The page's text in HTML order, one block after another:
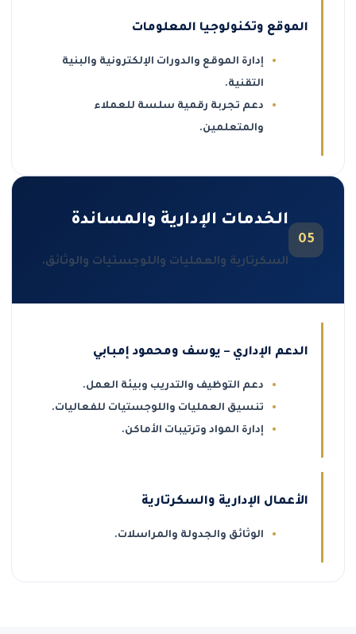
الموقع وتكنولوجيا المعلومات
إدارة الموقع والدورات الإلكترونية والبنية
التقنية.
دعم تجربة رقمية سلسة للعملاء
والمتعلمين.
05
الخدمات الإدارية والمساندة
السكرتارية والعمليات واللوجستيات والوثائق.
الدعم الإداري – يوسف ومحمود إمبابي
دعم التوظيف والتدريب وبيئة العمل.
تنسيق العمليات واللوجستيات للفعاليات.
إدارة المواد وترتيبات الأماكن.
الأعمال الإدارية والسكرتارية
الوثائق والجدولة والمراسلات.